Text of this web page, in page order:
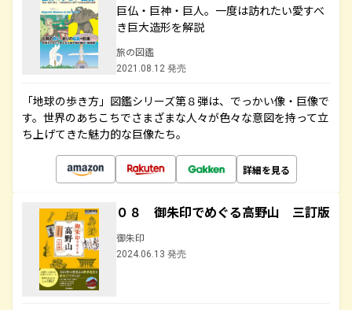
巨仏・巨神・巨人。一度は訪れたい愛すべ
き巨大造形を解説
旅の図鑑
2021.08.12 発売
「地球の歩き方」図鑑シリーズ第８弾は、でっかい像・巨像で
す。世界のあちこちでさまざまな人々が色々な意図を持って立
ち上げてきた魅力的な巨像たち。
詳細を見る
０８ 御朱印でめぐる高野山 三訂版
御朱印
2024.06.13 発売